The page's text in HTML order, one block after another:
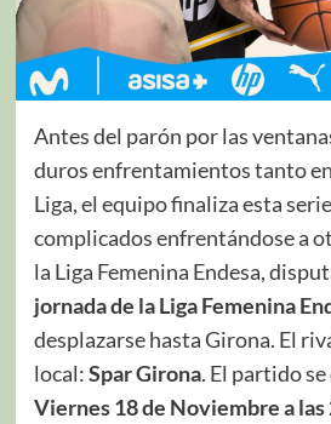
Antes del parón por las
duros enfrentamientos tanto
Liga, el equipo finaliza esta
complicados enfrentándose a
la Liga Femenina Endesa,
jornada de la Liga Femenina
desplazarse hasta Girona. El
local:Spar Girona. El partido
Viernes 18 de Noviembre a las